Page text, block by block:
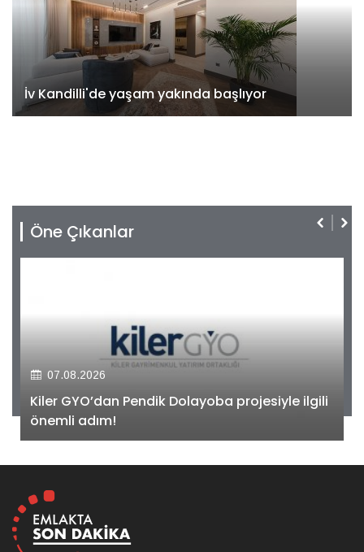
İv Kandilli'de yaşam yakında başlıyor
Öne Çıkanlar
07.08.2026
Kiler GYO’dan Pendik Dolayoba projesiyle ilgili
önemli adım!